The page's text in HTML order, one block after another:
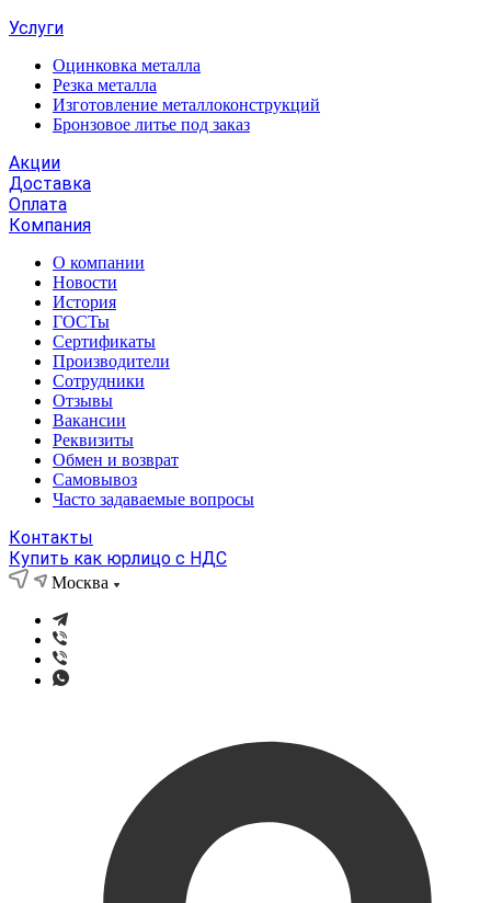
Услуги
Оцинковка металла
Резка металла
Изготовление металлоконструкций
Бронзовое литье под заказ
Акции
Доставка
Оплата
Компания
О компании
Новости
История
ГОСТы
Сертификаты
Производители
Сотрудники
Отзывы
Вакансии
Реквизиты
Обмен и возврат
Самовывоз
Часто задаваемые вопросы
Контакты
Купить как юрлицо с НДС
Москва